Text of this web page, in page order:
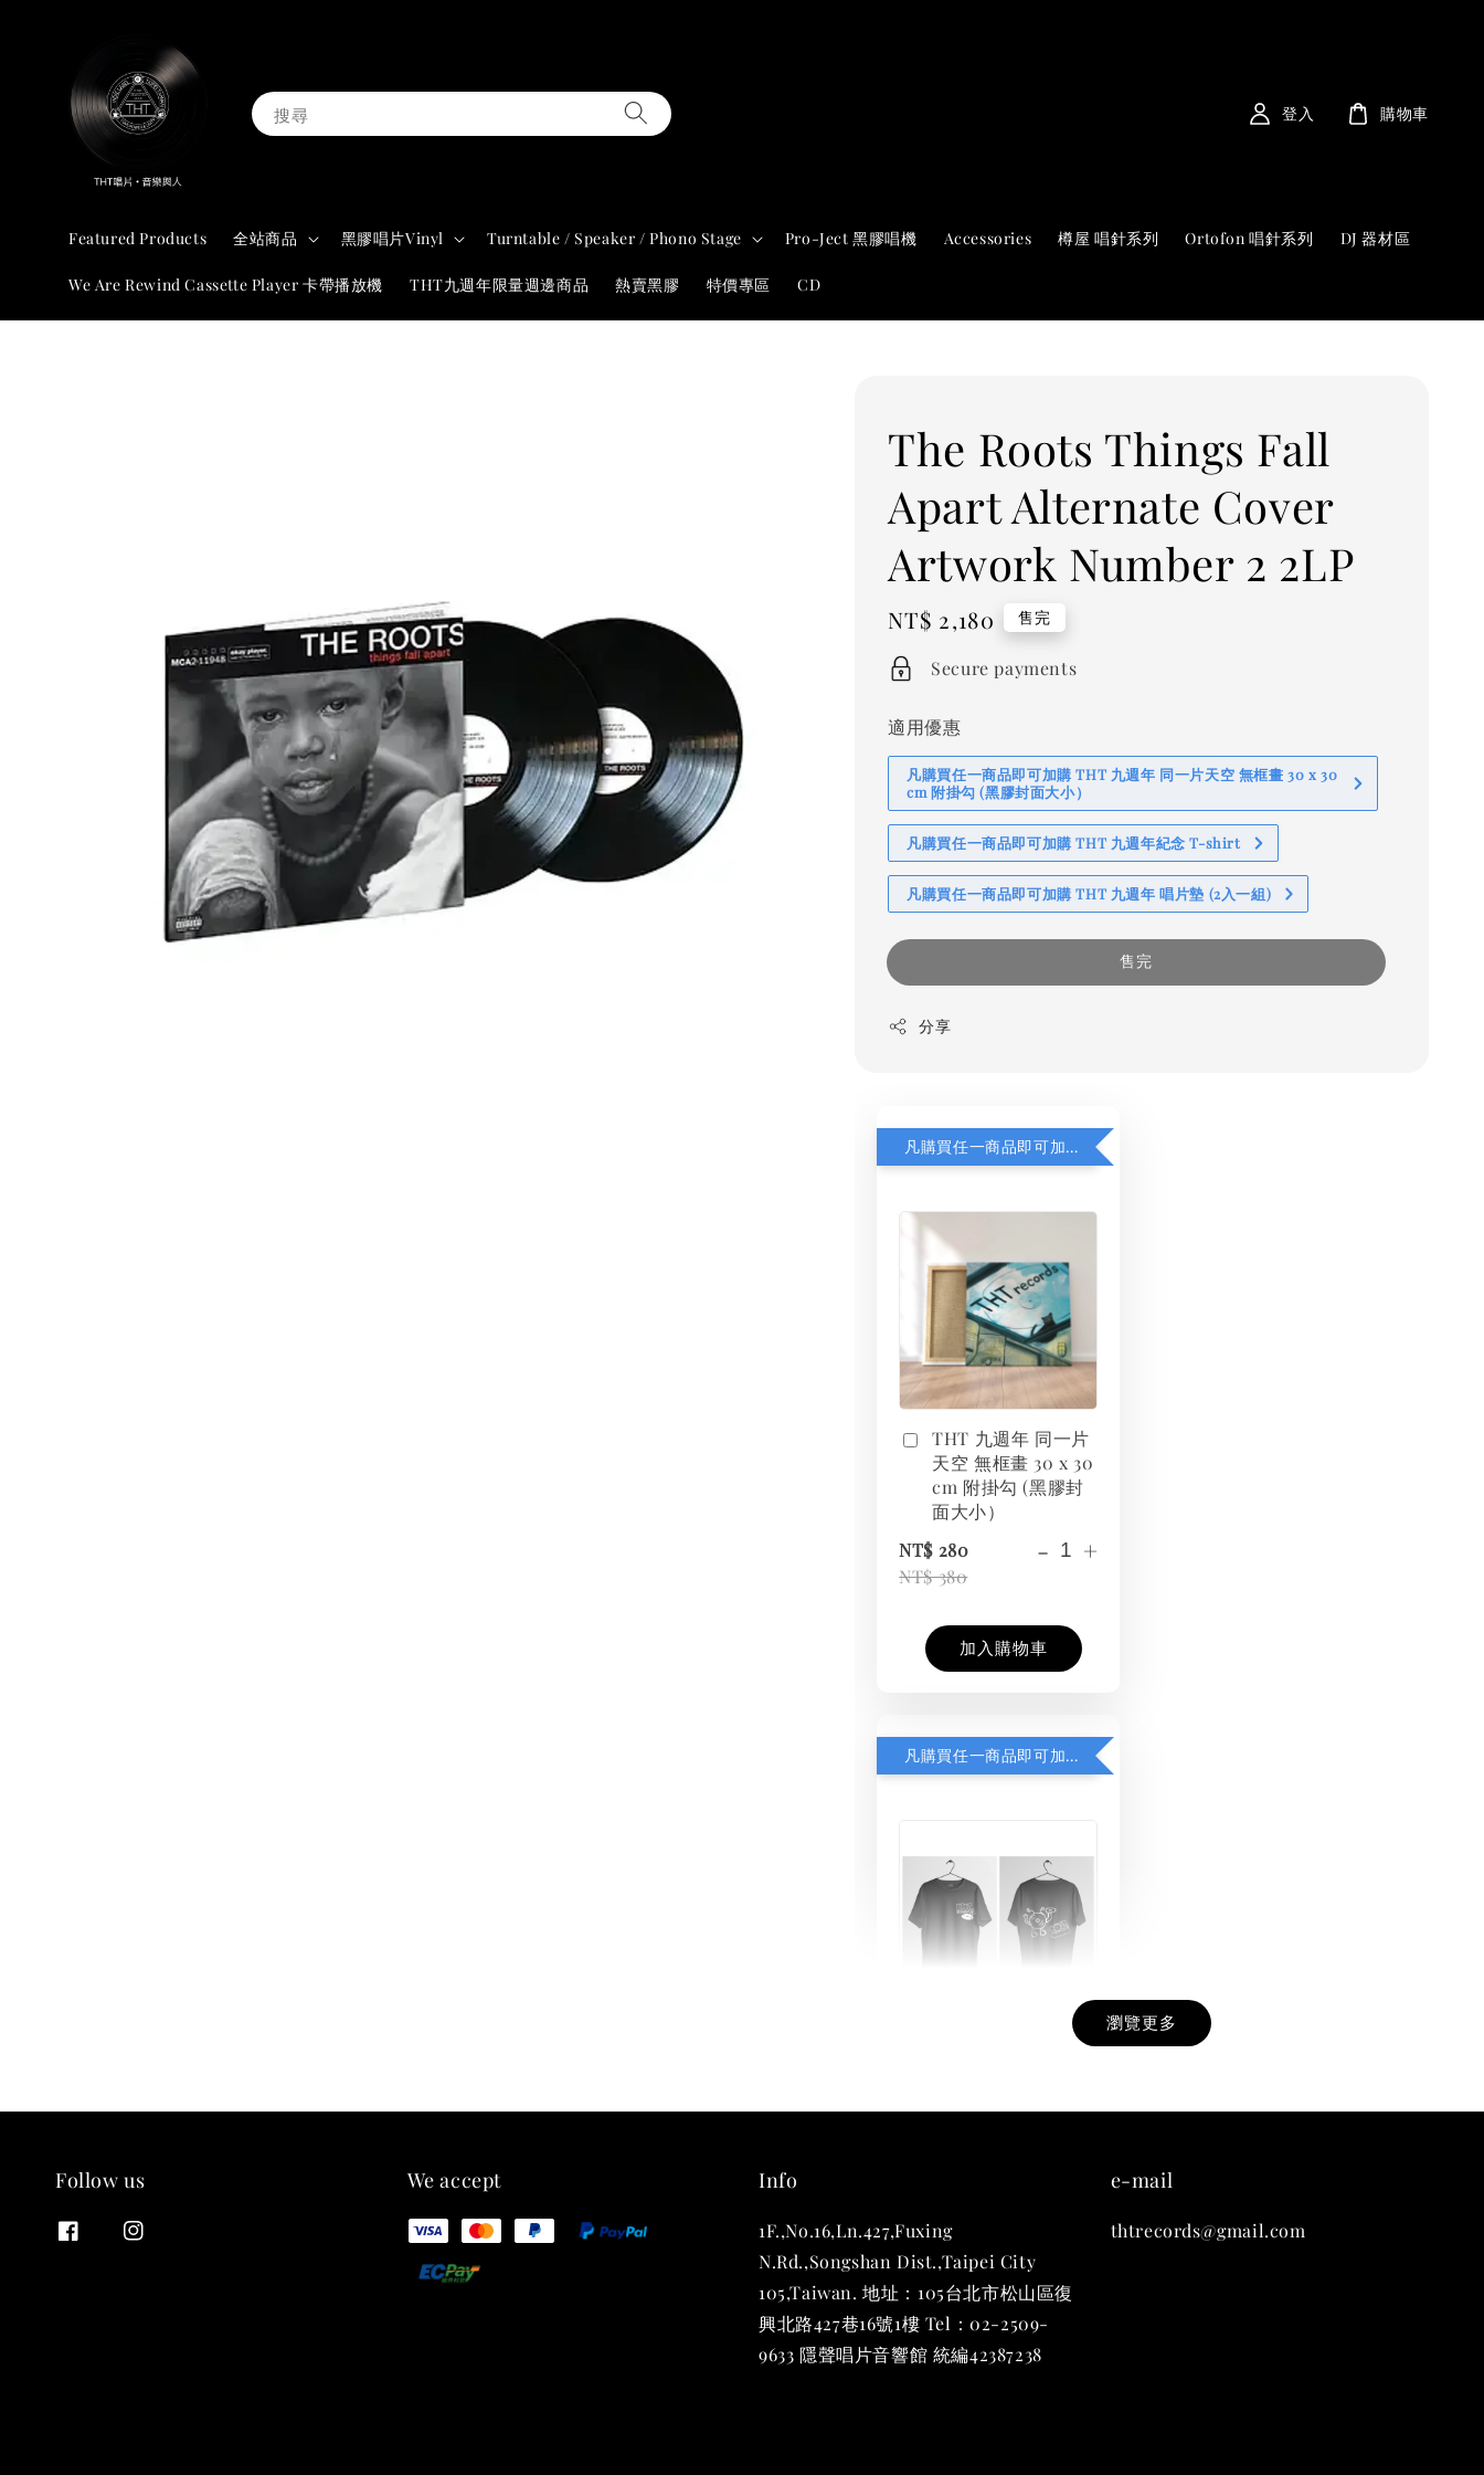
搜尋
Featured Products 全站商品 黑膠唱片Vinyl Turntable / Speaker / Phono Stage Pro-Ject 黑膠唱機 Accessories 樽屋 唱針系列 Ortofon 唱針系列 DJ 器材區
We Are Rewind Cassette Player 卡帶播放機 THT九週年限量週邊商品 熱賣黑膠 特價專區 CD
登入 購物車
The Roots Things Fall
Apart Alternate Cover
Artwork Number 2 2LP
Regular
price
NT$ 2,180 售完
Secure payments
適用優惠
凡購買任一商品即可加購 THT 九週年 同一片天空 無框畫 30 x 30
cm 附掛勾 (黑膠封面大小）
凡購買任一商品即可加購 THT 九週年紀念 T-shirt
凡購買任一商品即可加購 THT 九週年 唱片墊 (2入一組)
售完
分享
凡購買任一商品即可加購 THT 九週年 同一片天空 無框畫 30 x 30 cm 附掛勾 (黑膠封面大小）
THT 九週年 同一片
天空 無框畫 30 x 30
cm 附掛勾 (黑膠封
面大小）
NT$ 280
NT$ 380
- +
加入購物車
凡購買任一商品即可加購 THT 九週年紀念 T-shirt
THT 九週年紀念 T-
瀏覽更多
Follow us We accept Info
1F.,No.16,Ln.427,Fuxing
N.Rd.,Songshan Dist.,Taipei City
105,Taiwan. 地址：105台北市松山區復
興北路427巷16號1樓 Tel：02-2509-
9633 隱聲唱片音響館 統編42387238
e-mail
thtrecords@gmail.com